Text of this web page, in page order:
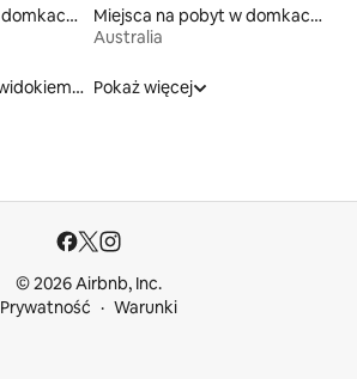
Miejsca na pobyt w domkach ekologicznych na łonie przyrody
Miejsca na pobyt w domkach na drzewie
Australia
Miejsca na pobyt z widokiem na plażę Pokaż więcej
© 2026 Airbnb, Inc.
Prywatność
Warunki